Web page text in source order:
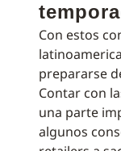
Con estos
prepararse
Contar con
una parte
algunos